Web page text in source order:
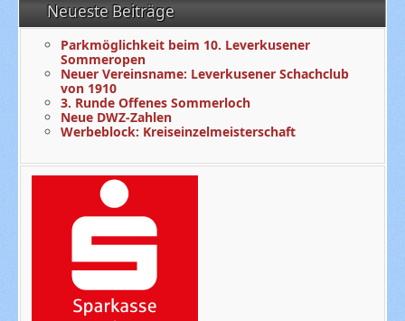
Neueste Beiträge
Parkmöglichkeit beim 10. Leverkusener
Sommeropen
Neuer Vereinsname: Leverkusener Schachclub
von 1910
3. Runde Offenes Sommerloch
Neue DWZ-Zahlen
Werbeblock: Kreiseinzelmeisterschaft